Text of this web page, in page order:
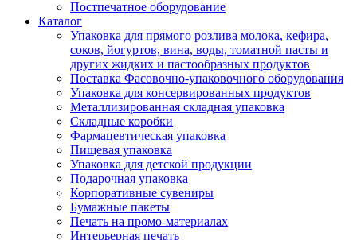
Постпечатное оборудование
Каталог
Упаковка для прямого розлива молока, кефира,
соков, йогуртов, вина, воды, томатной пасты и
других жидких и пастообразных продуктов
Поставка Фасовочно-упаковочного оборудования
Упаковка для консервированных продуктов
Металлизированная складная упаковка
Складные коробки
Фармацевтическая упаковка
Пищевая упаковка
Упаковка для детской продукции
Подарочная упаковка
Корпоративные сувениры
Бумажные пакеты
Печать на промо-материалах
Интерьерная печать